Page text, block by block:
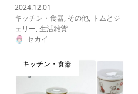
2024.12.01
キッチン・食器, その他, トムとジ
ェリー,生活雑貨
セカイ
キッチン・食器